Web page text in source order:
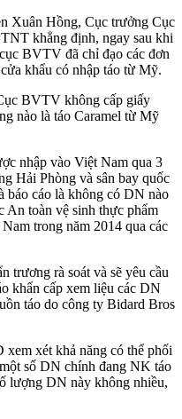
Xuân Hồng, Cục trưởng Cục
khẳng định, ngay sau khi
BVTV đã chỉ đạo các đơn
khẩu có nhập táo từ Mỹ.
BVTV không cấp giấy
nào là táo Caramel từ Mỹ
nhập vào Việt Nam qua 3
Hải Phòng và sân bay quốc
báo cáo là không có DN nào
An toàn vệ sinh thực phẩm
trong năm 2014 qua các
trương rà soát và sẽ yêu cầu
khẩn cấp xem liệu các DN
táo do công ty Bidard Bros
xét khả năng có thể phối
số DN chính đang NK táo
lượng DN này không nhiều,